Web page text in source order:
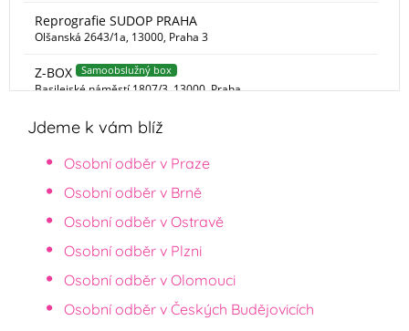
Jdeme k vám blíž
Osobní odběr v Praze
Osobní odběr v Brně
Osobní odběr v Ostravě
Osobní odběr v Plzni
Osobní odběr v Olomouci
Osobní odběr v Českých Budějovicích